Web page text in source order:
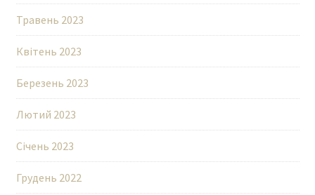
Травень 2023
Квітень 2023
Березень 2023
Лютий 2023
Січень 2023
Грудень 2022